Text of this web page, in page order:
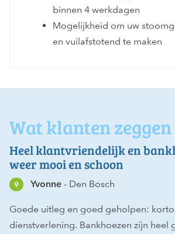
binnen 4 werkdagen
Mogelijkheid om uw
en vuilafstotend te maken
Wat klanten zeggen
Heel klantvriendelijk en
weer mooi en schoon
9 Yvonne Den Bosch
Goede uitleg en goed geholpen:
dienstverlening. Bankhoezen zijn heel